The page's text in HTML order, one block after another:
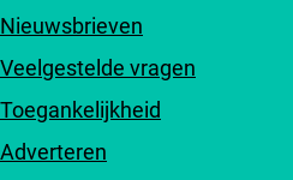
Nieuwsbrieven
Veelgestelde vragen
Toegankelijkheid
Adverteren